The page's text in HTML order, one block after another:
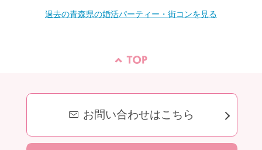
過去の青森県の婚活パーティー・街コンを見る
お問い合わせはこちら